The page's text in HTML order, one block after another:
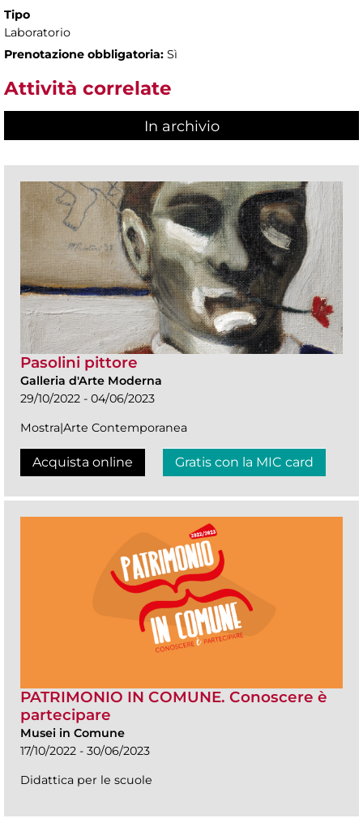
Tipo
Laboratorio
Prenotazione obbligatoria: Sì
Attività correlate
In archivio
Pasolini pittore
Galleria d'Arte Moderna
29/10/2022 - 04/06/2023
Mostra|Arte Contemporanea
Acquista online Gratis con la MIC card
PATRIMONIO IN COMUNE. Conoscere è
partecipare
Musei in Comune
17/10/2022 - 30/06/2023
Didattica per le scuole